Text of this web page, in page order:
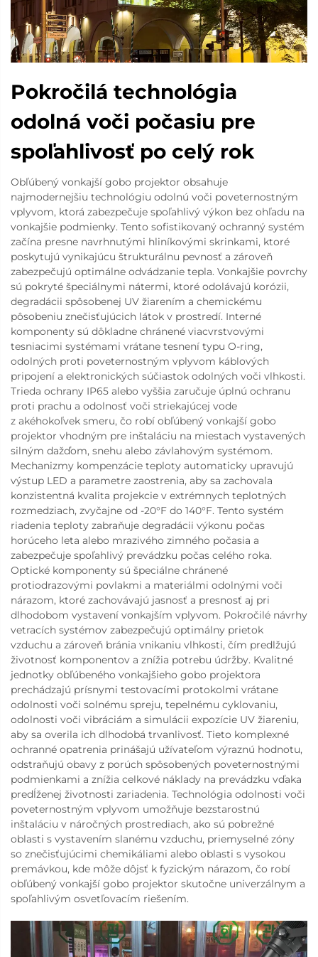
Pokročilá technológia
odolná voči počasiu pre
spoľahlivosť po celý rok
Obľúbený vonkajší gobo projektor obsahuje
najmodernejšiu technológiu odolnú voči poveternostným
vplyvom, ktorá zabezpečuje spoľahlivý výkon bez ohľadu na
vonkajšie podmienky. Tento sofistikovaný ochranný systém
začína presne navrhnutými hliníkovými skrinkami, ktoré
poskytujú vynikajúcu štrukturálnu pevnosť a zároveň
zabezpečujú optimálne odvádzanie tepla. Vonkajšie povrchy
sú pokryté špeciálnymi nátermi, ktoré odolávajú korózii,
degradácii spôsobenej UV žiarením a chemickému
pôsobeniu znečisťujúcich látok v prostredí. Interné
komponenty sú dôkladne chránené viacvrstvovými
tesniacimi systémami vrátane tesnení typu O-ring,
odolných proti poveternostným vplyvom káblových
pripojení a elektronických súčiastok odolných voči vlhkosti.
Trieda ochrany IP65 alebo vyššia zaručuje úplnú ochranu
proti prachu a odolnosť voči striekajúcej vode
z akéhokoľvek smeru, čo robí obľúbený vonkajší gobo
projektor vhodným pre inštaláciu na miestach vystavených
silným dažďom, snehu alebo závlahovým systémom.
Mechanizmy kompenzácie teploty automaticky upravujú
výstup LED a parametre zaostrenia, aby sa zachovala
konzistentná kvalita projekcie v extrémnych teplotných
rozmedziach, zvyčajne od -20°F do 140°F. Tento systém
riadenia teploty zabraňuje degradácii výkonu počas
horúceho leta alebo mrazivého zimného počasia a
zabezpečuje spoľahlivý prevádzku počas celého roka.
Optické komponenty sú špeciálne chránené
protiodrazovými povlakmi a materiálmi odolnými voči
nárazom, ktoré zachovávajú jasnosť a presnosť aj pri
dlhodobom vystavení vonkajším vplyvom. Pokročilé návrhy
vetracích systémov zabezpečujú optimálny prietok
vzduchu a zároveň bránia vnikaniu vlhkosti, čím predlžujú
životnosť komponentov a znížia potrebu údržby. Kvalitné
jednotky obľúbeného vonkajšieho gobo projektora
prechádzajú prísnymi testovacími protokolmi vrátane
odolnosti voči solnému spreju, tepelnému cyklovaniu,
odolnosti voči vibráciám a simulácii expozície UV žiareniu,
aby sa overila ich dlhodobá trvanlivosť. Tieto komplexné
ochranné opatrenia prinášajú užívateľom výraznú hodnotu,
odstraňujú obavy z porúch spôsobených poveternostnými
podmienkami a znížia celkové náklady na prevádzku vďaka
predĺženej životnosti zariadenia. Technológia odolnosti voči
poveternostným vplyvom umožňuje bezstarostnú
inštaláciu v náročných prostrediach, ako sú pobrežné
oblasti s vystavením slanému vzduchu, priemyselné zóny
so znečisťujúcimi chemikáliami alebo oblasti s vysokou
premávkou, kde môže dôjsť k fyzickým nárazom, čo robí
obľúbený vonkajší gobo projektor skutočne univerzálnym a
spoľahlivým osvetľovacím riešením.